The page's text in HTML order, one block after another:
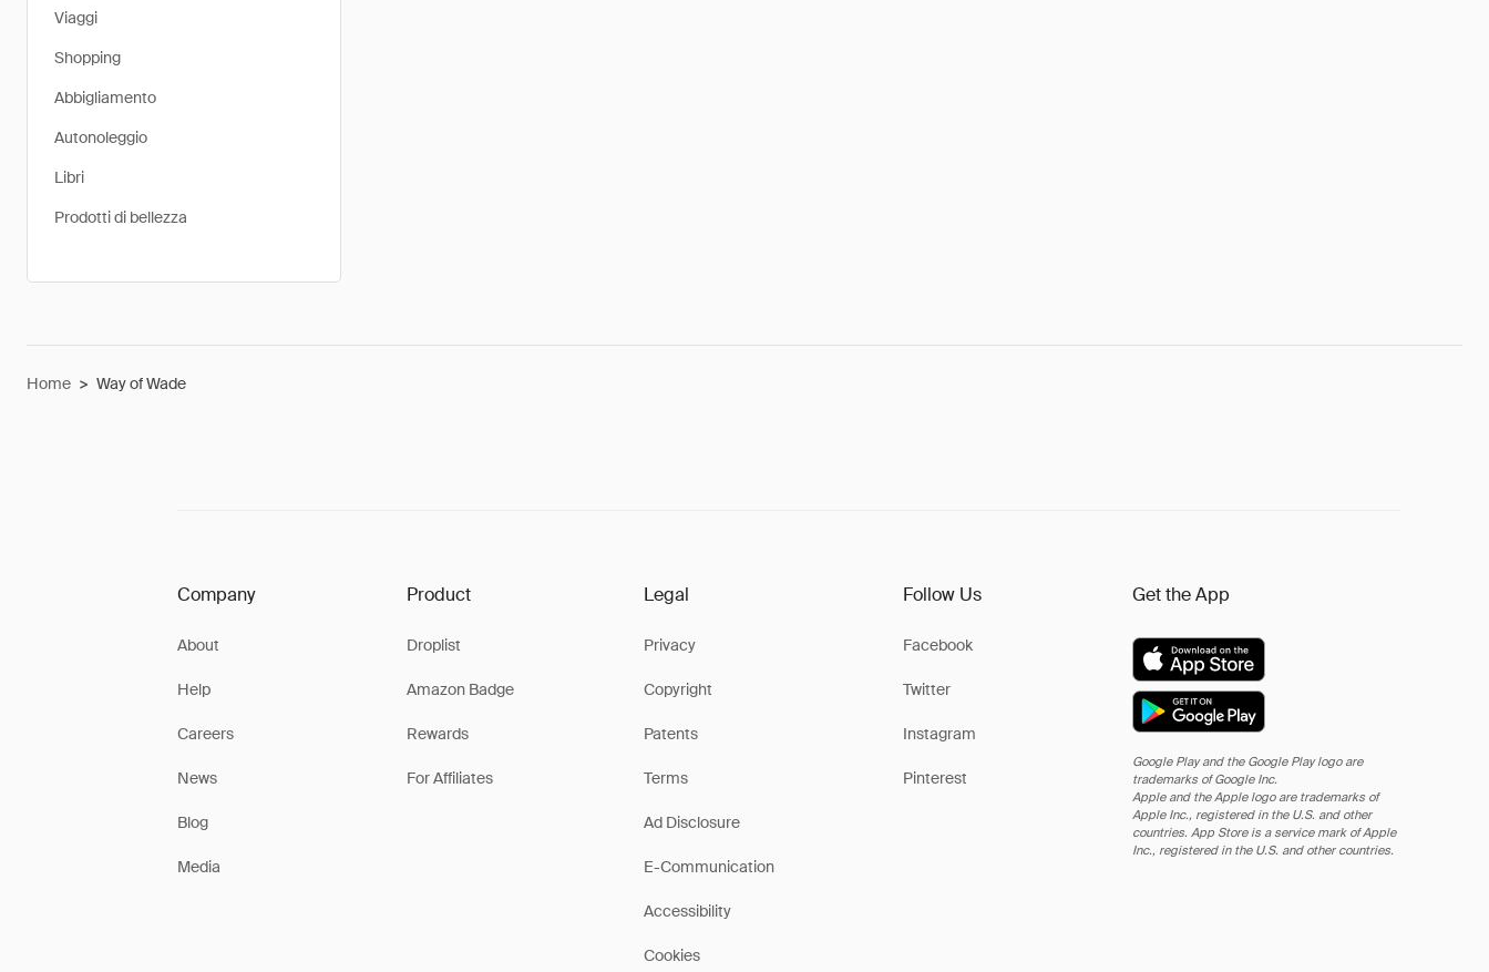
Viaggi
Shopping
Abbigliamento
Autonoleggio
Libri
Prodotti di bellezza
Home > Way of Wade
Company
About
Help
Careers
News
Blog
Media
Product
Droplist
Amazon Badge
Rewards
For Affiliates
Legal
Privacy
Copyright
Patents
Terms
Ad Disclosure
E-Communication
Accessibility
Cookies
Follow Us
Facebook
Twitter
Instagram
Pinterest
Get the App
Google Play and the Google Play logo are
trademarks of Google Inc.
Apple and the Apple logo are trademarks of
Apple Inc., registered in the U.S. and other
countries. App Store is a service mark of Apple
Inc., registered in the U.S. and other countries.